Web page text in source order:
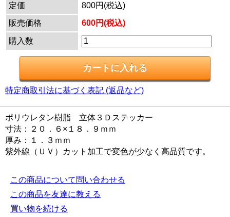
定価
800円(税込)
販売価格
600円(税込)
購入数
特定商取引法に基づく表記 (返品など)
ポリウレタン樹脂 立体３Ｄステッカー
寸法：２０．６×１８．９ｍｍ
厚み：１．３ｍｍ
紫外線（ＵＶ）カット加工で変色が少なく高品質です。
この商品について問い合わせる
この商品を友達に教える
買い物を続ける